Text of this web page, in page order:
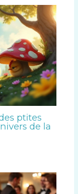
ptites
de la